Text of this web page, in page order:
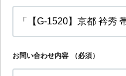
お問い合わせ内容 （必須）